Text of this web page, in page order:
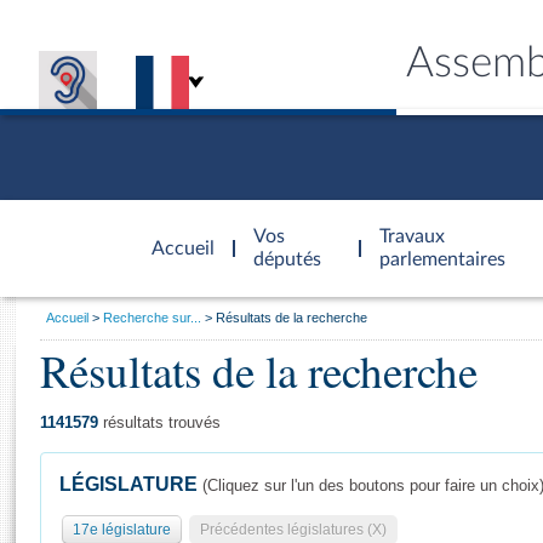
Accueil
d'accueil
Vos
députés
Travaux
parlementaires
Général
Vous
Accueil Recherche sur... Résultats de la recherche
Résultats de la recherche
1141579 résultats trouvés
LÉGISLATURE (Cliquez sur l'un des boutons pour faire un choix)
17e législature Précédentes législatures (X)